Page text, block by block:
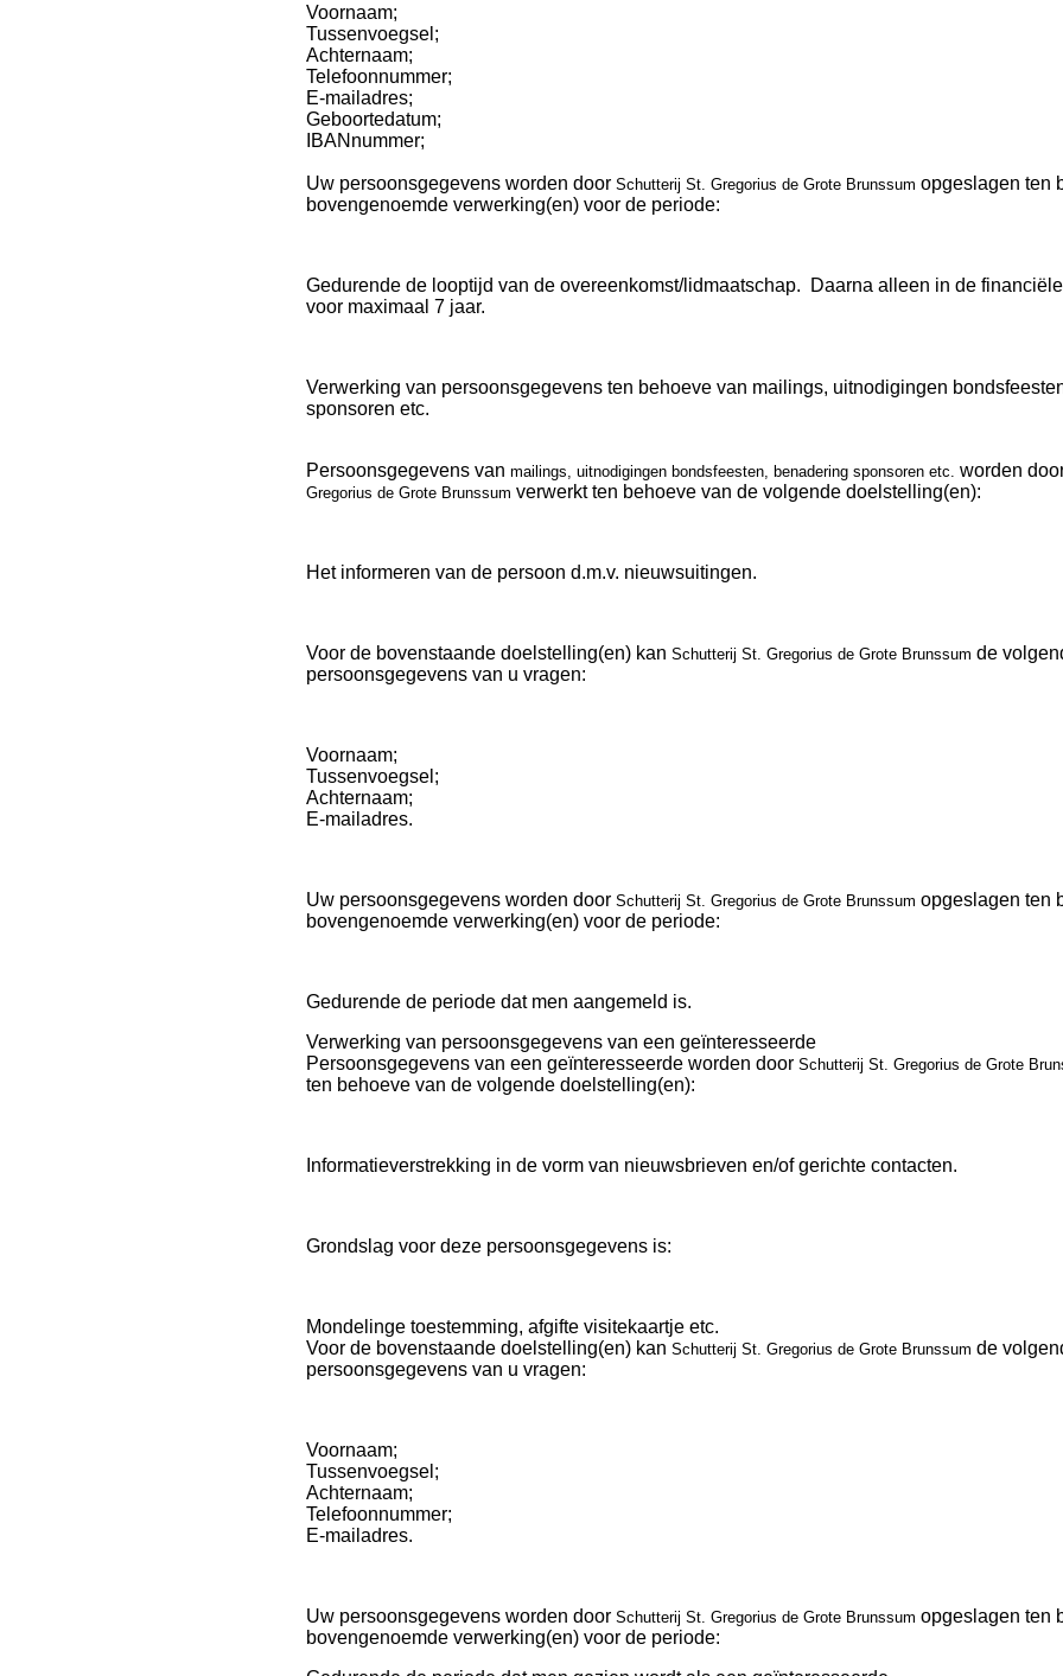
Voornaam;
Tussenvoegsel;
Achternaam;
Telefoonnummer;
E-mailadres;
Geboortedatum;
IBANnummer;
Uw persoonsgegevens worden door Schutterij St. Gregorius de Grote Brunssum opgeslagen ten
bovengenoemde verwerking(en) voor de periode:
Gedurende de looptijd van de overeenkomst/lidmaatschap. Daarna alleen in de
voor maximaal 7 jaar.
Verwerking van persoonsgegevens ten behoeve van mailings, uitnodigingen
sponsoren etc.
Persoonsgegevens van mailings, uitnodigingen bondsfeesten, benadering sponsoren etc. worden
Gregorius de Grote Brunssum verwerkt ten behoeve van de volgende doelstelling(en):
Het informeren van de persoon d.m.v. nieuwsuitingen.
Voor de bovenstaande doelstelling(en) kan Schutterij St. Gregorius de Grote Brunssum de
persoonsgegevens van u vragen:
Voornaam;
Tussenvoegsel;
Achternaam;
E-mailadres.
Uw persoonsgegevens worden door Schutterij St. Gregorius de Grote Brunssum opgeslagen ten
bovengenoemde verwerking(en) voor de periode:
Gedurende de periode dat men aangemeld is.
Verwerking van persoonsgegevens van een geïnteresseerde
Persoonsgegevens van een geïnteresseerde worden door Schutterij St. Gregorius de Grote
ten behoeve van de volgende doelstelling(en):
Informatieverstrekking in de vorm van nieuwsbrieven en/of gerichte contacten.
Grondslag voor deze persoonsgegevens is:
Mondelinge toestemming, afgifte visitekaartje etc.
Voor de bovenstaande doelstelling(en) kan Schutterij St. Gregorius de Grote Brunssum de
persoonsgegevens van u vragen:
Voornaam;
Tussenvoegsel;
Achternaam;
Telefoonnummer;
E-mailadres.
Uw persoonsgegevens worden door Schutterij St. Gregorius de Grote Brunssum opgeslagen ten
bovengenoemde verwerking(en) voor de periode: